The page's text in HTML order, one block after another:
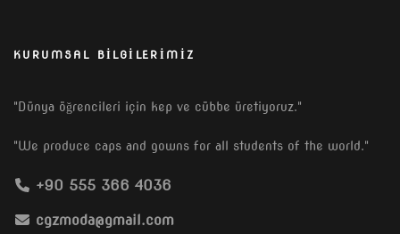
KURUMSAL BILGILERIMIZ
"Dünya öğrencileri için kep ve cübbe üretiyoruz."
"We produce caps and gowns for all students of the world."
+90 555 366 4036
cgzmoda@gmail.com